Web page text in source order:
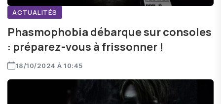
ACTUALITÉS
Phasmophobia débarque sur consoles
: préparez-vous à frissonner !
18/10/2024 À 10:45